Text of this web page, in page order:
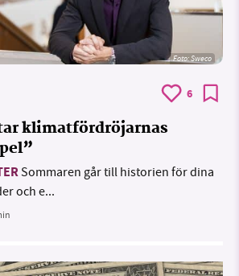
Foto: Sweco
6
klimatfördröjarnas
Sommaren går till historien för dina
och e...